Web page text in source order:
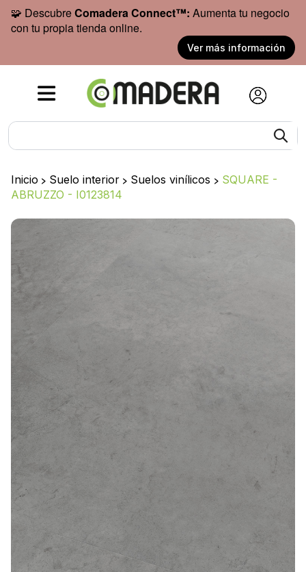
🧩 DescubreComadera Connect™: Aumenta tu negocio
con tu propia tienda online.
Ver más información
Inicio > Suelo interior > Suelos vinílicos > SQUARE -
ABRUZZO - I0123814